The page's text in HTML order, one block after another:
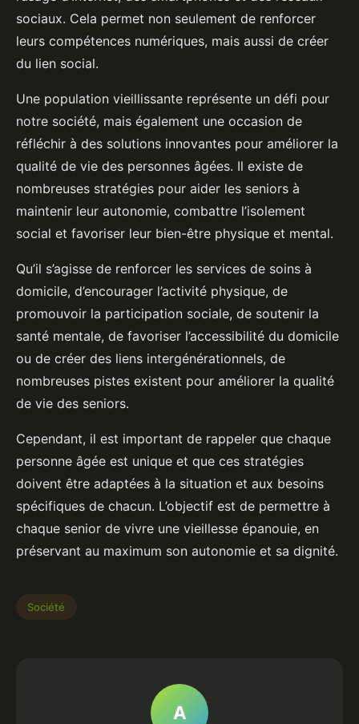
sociaux. Cela permet non seulement de renforcer
leurs compétences numériques, mais aussi de créer
du lien social.
Une population vieillissante représente un défi pour
notre société, mais également une occasion de
réfléchir à des solutions innovantes pour améliorer la
qualité de vie des personnes âgées. Il existe de
nombreuses stratégies pour aider les seniors à
maintenir leur autonomie, combattre l’isolement
social et favoriser leur bien-être physique et mental.
Qu’il s’agisse de renforcer les services de soins à
domicile, d’encourager l’activité physique, de
promouvoir la participation sociale, de soutenir la
santé mentale, de favoriser l’accessibilité du domicile
ou de créer des liens intergénérationnels, de
nombreuses pistes existent pour améliorer la qualité
de vie des seniors.
Cependant, il est important de rappeler que chaque
personne âgée est unique et que ces stratégies
doivent être adaptées à la situation et aux besoins
spécifiques de chacun. L’objectif est de permettre à
chaque senior de vivre une vieillesse épanouie, en
préservant au maximum son autonomie et sa dignité.
Société
A